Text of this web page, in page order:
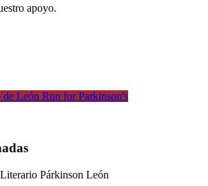
apoyo.
León Run for Parkinson's